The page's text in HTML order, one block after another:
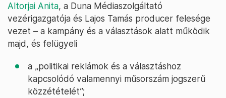
Altorjai Anita, a Duna Médiaszolgáltató
vezérigazgatója és Lajos Tamás producer felesége
vezet – a kampány és a választások alatt működik
majd, és felügyeli
a „politikai reklámok és a választáshoz
kapcsolódó valamennyi műsorszám jogszerű
közzétételét”;